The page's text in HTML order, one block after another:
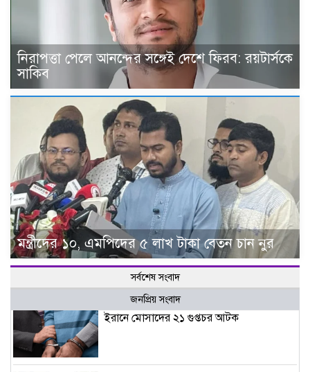
নিরাপত্তা পেলে আনন্দের সঙ্গেই দেশে ফিরব: রয়টার্সকে
সাকিব
মন্ত্রীদের ১০, এমপিদের ৫ লাখ টাকা বেতন চান নুর
সর্বশেষ সংবাদ
জনপ্রিয় সংবাদ
ইরানে মোসাদের ২১ গুপ্তচর আটক